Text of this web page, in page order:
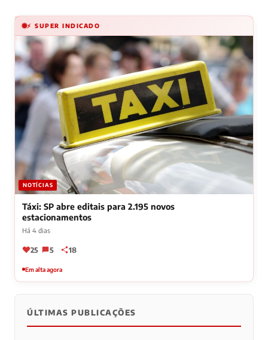
⚡ SUPER INDICADO
NOTÍCIAS
Táxi: SP abre editais para 2.195 novos
estacionamentos
Há 4 dias
25 5 18
Em alta agora
ÚLTIMAS PUBLICAÇÕES